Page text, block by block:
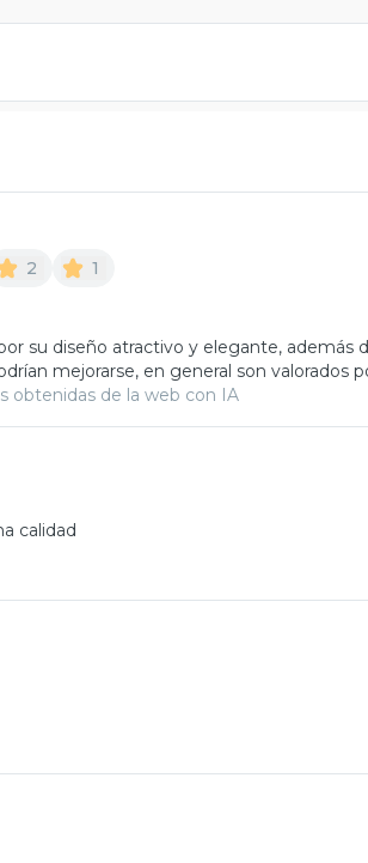
2
1
su diseño atractivo y elegante, además
mejorarse, en general son valorados
obtenidas de la web con IA
calidad